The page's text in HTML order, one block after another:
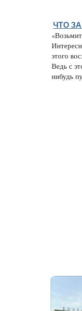
ЧТО
этого
Ведь с
нибудь